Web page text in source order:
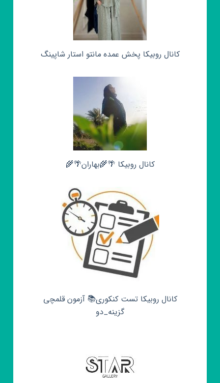
کانال روبیکا پخش عمده مانتو استار شاپینگ
کانال روبیکا 🌴🌾بهاران🌴🌾
کانال روبیکا تست کنکوری📚 آزمون قلمچی‌‌
گزینه_دو